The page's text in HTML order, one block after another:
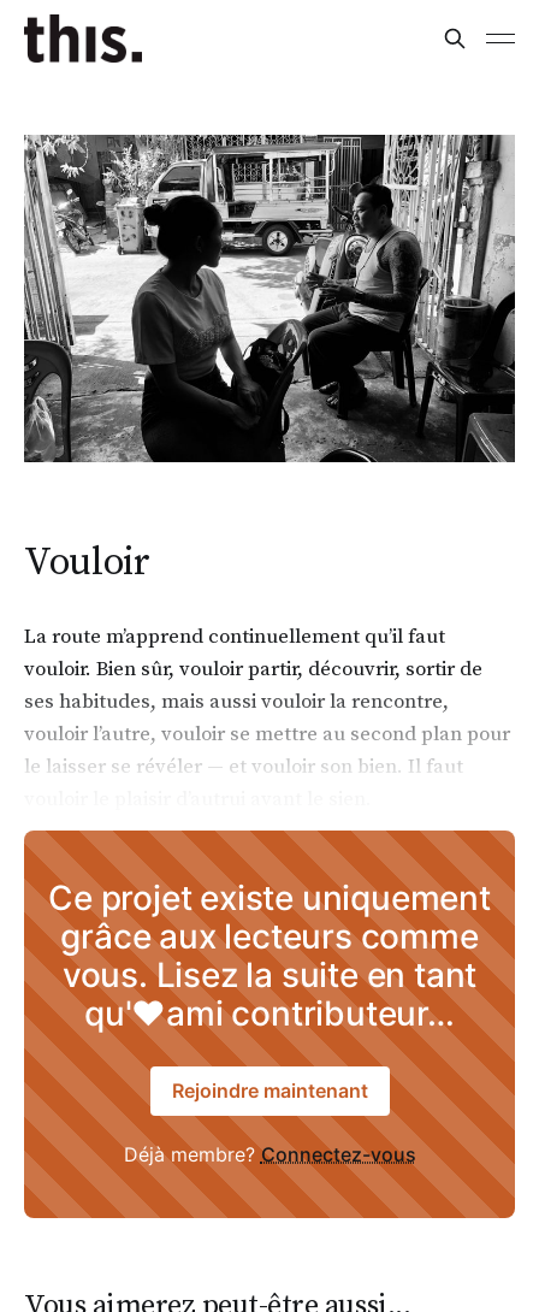
Vouloir
La route m’apprend continuellement qu’il faut
vouloir. Bien sûr, vouloir partir, découvrir, sortir de
ses habitudes, mais aussi vouloir la rencontre,
vouloir l’autre, vouloir se mettre au second plan pour
le laisser se révéler — et vouloir son bien. Il faut
Ce projet existe uniquement
grâce aux lecteurs comme
vous. Lisez la suite en tant
qu'♥ami contributeur…
Rejoindre maintenant
Déjà membre?Connectez-vous